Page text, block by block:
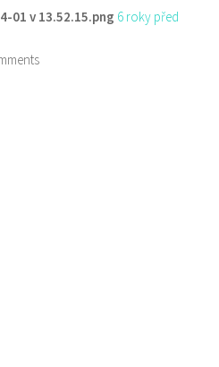
01 v 13.52.15.png 6 roky před